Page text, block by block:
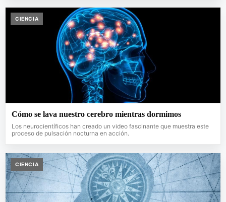
CIENCIA
Cómo se lava nuestro cerebro mientras dormimos
Los neurocientíficos han creado un video fascinante que muestra este
proceso de pulsación nocturna en acción.
CIENCIA